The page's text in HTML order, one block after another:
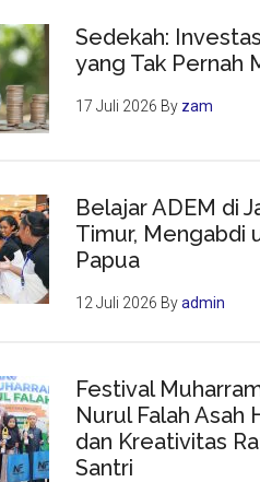
Sedekah:
yang Tak Pernah
17 Juli 2026 By zam
Belajar ADEM di
Timur, Mengabdi
Papua
12 Juli 2026 Byadmin
Festival
Nurul Falah Asah
dan Kreativitas
Santri